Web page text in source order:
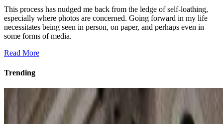
This process has nudged me back from the ledge of self-loathing,
especially where photos are concerned. Going forward in my life
necessitates being seen in person, on paper, and perhaps even in
some forms of media.
Read More
Trending